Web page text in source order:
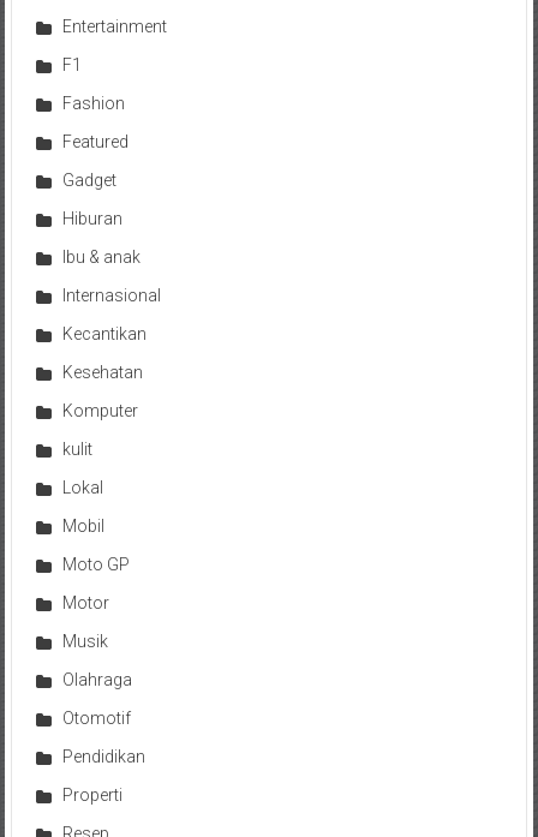
Entertainment
F1
Fashion
Featured
Gadget
Hiburan
Ibu & anak
Internasional
Kecantikan
Kesehatan
Komputer
kulit
Lokal
Mobil
Moto GP
Motor
Musik
Olahraga
Otomotif
Pendidikan
Properti